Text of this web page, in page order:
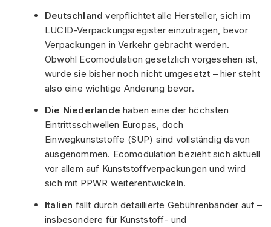
Deutschland verpflichtet alle Hersteller, sich im
LUCID-Verpackungsregister einzutragen, bevor
Verpackungen in Verkehr gebracht werden.
Obwohl Ecomodulation gesetzlich vorgesehen ist,
wurde sie bisher noch nicht umgesetzt – hier steht
also eine wichtige Änderung bevor.
Die Niederlande haben eine der höchsten
Eintrittsschwellen Europas, doch
Einwegkunststoffe (SUP) sind vollständig davon
ausgenommen. Ecomodulation bezieht sich aktuell
vor allem auf Kunststoffverpackungen und wird
sich mit PPWR weiterentwickeln.
Italien fällt durch detaillierte Gebührenbänder auf –
insbesondere für Kunststoff- und